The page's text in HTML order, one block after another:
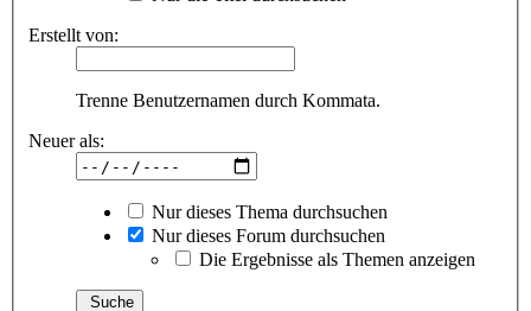
Erstellt von:
Trenne Benutzernamen durch Kommata.
Neuer als:
Nur dieses Thema durchsuchen
Nur dieses Forum durchsuchen
Die Ergebnisse als Themen anzeigen